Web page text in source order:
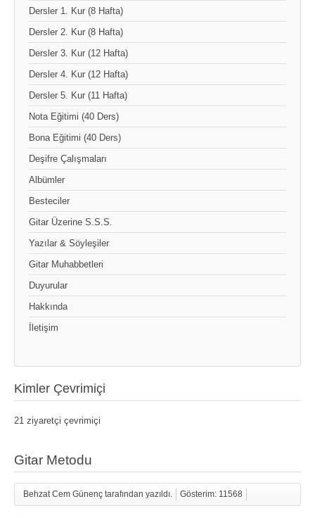
Dersler 1. Kur (8 Hafta)
Dersler 2. Kur (8 Hafta)
Dersler 3. Kur (12 Hafta)
Dersler 4. Kur (12 Hafta)
Dersler 5. Kur (11 Hafta)
Nota Eğitimi (40 Ders)
Bona Eğitimi (40 Ders)
Deşifre Çalışmaları
Albümler
Besteciler
Gitar Üzerine S.S.S.
Yazılar & Söyleşiler
Gitar Muhabbetleri
Duyurular
Hakkında
İletişim
Kimler Çevrimiçi
21 ziyaretçi çevrimiçi
Gitar Metodu
Behzat Cem Günenç tarafından yazıldı. Gösterim: 11568